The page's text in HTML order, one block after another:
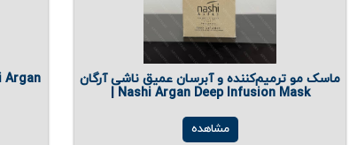
ماسک مو ترمیم‌کننده و آبرسان عمیق ناشی آرگان
| Nashi Argan Deep Infusion Mask
مشاهده